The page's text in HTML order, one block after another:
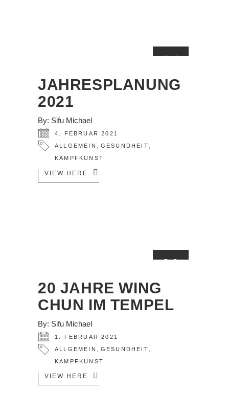
04
JAHRESPLANUNG
2021
By: Sifu Michael
4. FEBRUAR 2021
ALLGEMEIN
GESUNDHEIT
KAMPFKUNST
VIEW HERE
01
20 JAHRE WING
CHUN IM TEMPEL
By: Sifu Michael
1. FEBRUAR 2021
ALLGEMEIN
GESUNDHEIT
KAMPFKUNST
VIEW HERE